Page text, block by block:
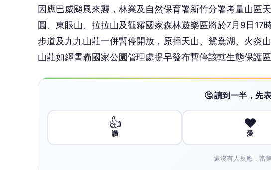
因應巴威颱風來襲，林業及自然保育署新竹分署考量山區
圓、東眼山、拉拉山及觀霧國家森林遊樂區將於7月9日17
步道及九九山莊一併暫停開放，原插天山、鴛鴦湖、火炎
山莊如經雪霸國家公園管理處提早發布暫停該轄生態保護
🤔 讀到一半，先
👍
讚
❤️
愛
還沒有人反應，當